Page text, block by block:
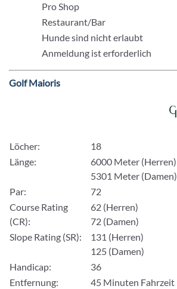
Pro Shop
Restaurant/Bar
Hunde sind nicht erlaubt
Anmeldung ist erforderlich
Golf Maioris
Löcher:
18
Länge:
6000 Meter (Herren)
5301 Meter (Damen)
Par:
72
Course Rating
(CR):
62 (Herren)
72 (Damen)
Slope Rating (SR):
131 (Herren)
125 (Damen)
Handicap:
36
Entfernung:
45 Minuten Fahrzeit